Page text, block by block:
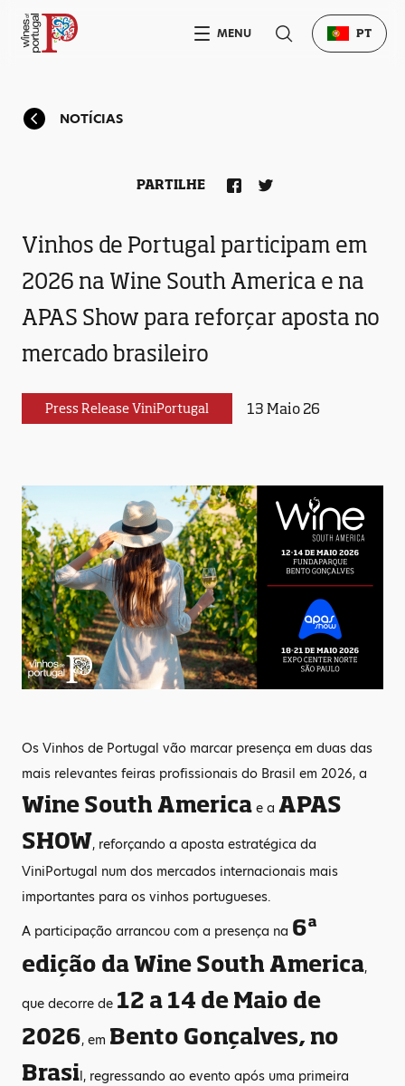
NOTÍCIAS
Vinhos de Portugal participam em
2026 na Wine South America e na
APAS Show para reforçar aposta no
mercado brasileiro
Press Release ViniPortugal 13 Maio 26
PARTILHE
Os Vinhos de Portugal vão marcar presença em duas das
mais relevantes feiras profissionais do Brasil em 2026, a
Wine South America e a APAS
SHOW, reforçando a aposta estratégica da
ViniPortugal num dos mercados internacionais mais
importantes para os vinhos portugueses.
A participação arrancou com a presença na 6ª
edição da Wine South America,
que decorre de 12 a 14 de Maio de
2026, em Bento Gonçalves, no
Brasil, regressando ao evento após uma primeira
MENU PT